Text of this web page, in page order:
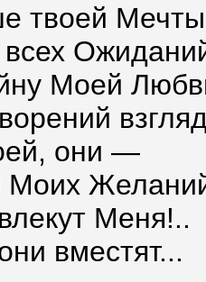
твоей
Моей
они —
Моих
Меня!..
вместят...